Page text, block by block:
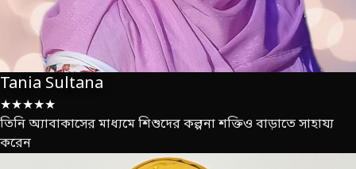
Tania Sultana
★★★★★
তিনি অ্যাবাকাসের মাধ্যমে শিশুদের কল্পনা শক্তিও বাড়াতে সাহায্য
করেন